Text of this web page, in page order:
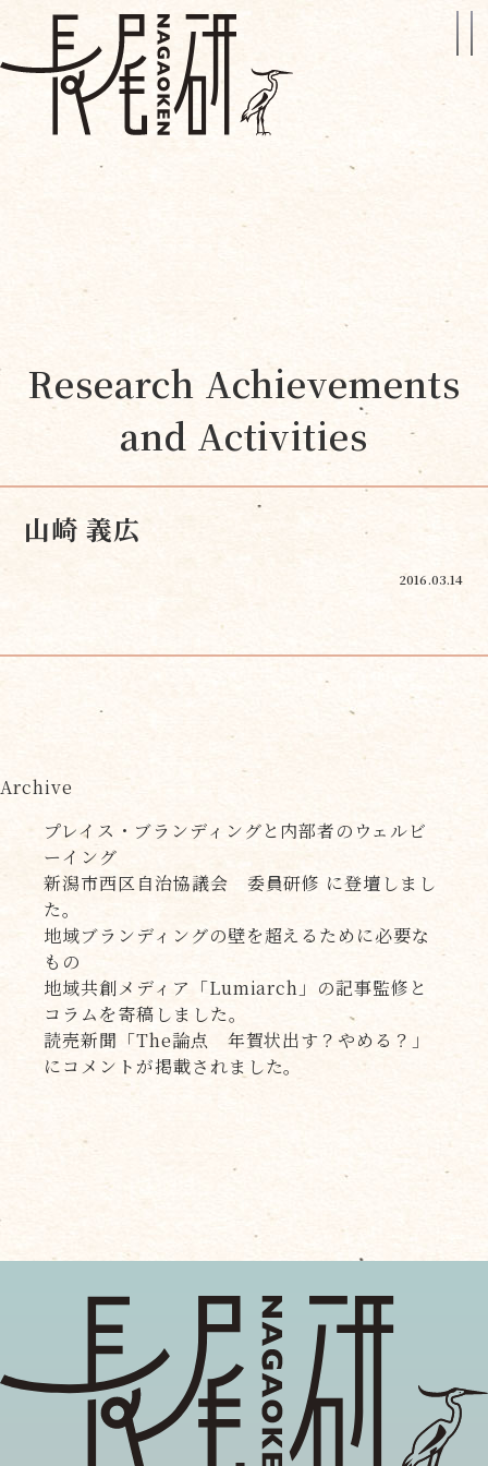
Research Achievements
and Activities
山崎 義広
2016.03.14
Archive
プレイス・ブランディングと内部者のウェルビ
ーイング
新潟市西区自治協議会 委員研修 に登壇しまし
た。
地域ブランディングの壁を超えるために必要な
もの
地域共創メディア「Lumiarch」の記事監修と
コラムを寄稿しました。
読売新聞「The論点 年賀状出す？やめる？」
にコメントが掲載されました。